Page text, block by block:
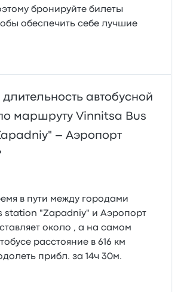
бронируйте билеты
обеспечить себе лучшие
длительность автобусной
маршруту Vinnitsa Bus
– Аэропорт
в пути между городами
station "Zapadniy" и Аэропорт
около , а на самом
расстояние в 616 км
прибл. за 14ч 30м.